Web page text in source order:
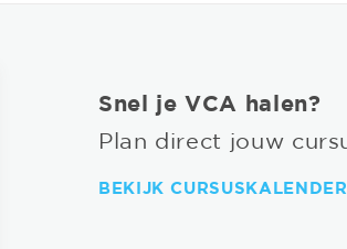
Snel je VCA halen?
Plan direct jouw
BEKIJK CURSUSKALENDER